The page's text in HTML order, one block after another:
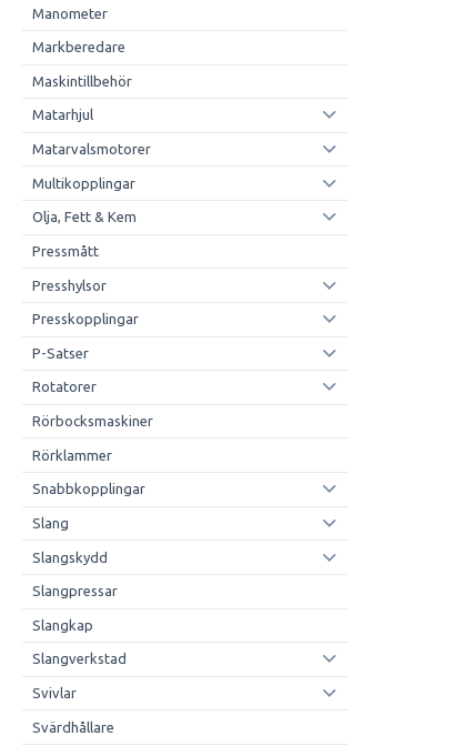
Manometer
Markberedare
Maskintillbehör
Matarhjul
Matarvalsmotorer
Multikopplingar
Olja, Fett & Kem
Pressmått
Presshylsor
Presskopplingar
P-Satser
Rotatorer
Rörbocksmaskiner
Rörklammer
Snabbkopplingar
Slang
Slangskydd
Slangpressar
Slangkap
Slangverkstad
Svivlar
Svärdhållare